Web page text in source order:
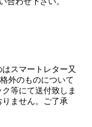
スマートレター又
外のものについて
等にて送付致しま
ません。ご了承